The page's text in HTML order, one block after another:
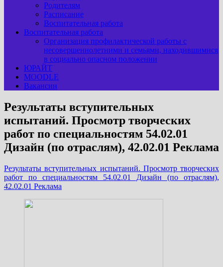
Родителям
Расписание
Воспитательная работа
Воспитательная работа
Организация профилактической работы с
несовершеннолетними и семьями, находившимися
в социально опасном положении
ЮРАЙТ
MOODLE
Вакансии
Результаты вступительных
испытаний. Просмотр творческих
работ по специальностям 54.02.01
Дизайн (по отраслям), 42.02.01 Реклама
Результаты вступительных испытаний. Просмотр творческих
работ по специальностям 54.02.01 Дизайн (по отраслям),
42.02.01 Реклама